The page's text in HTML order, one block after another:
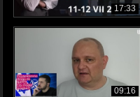
17:33
09:16